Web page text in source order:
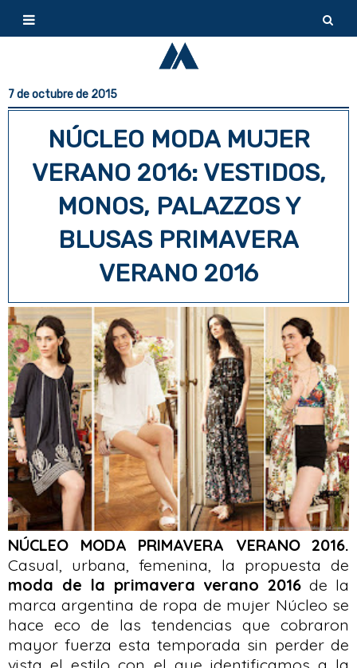
7 de octubre de 2015
NÚCLEO MODA MUJER
VERANO 2016: VESTIDOS,
MONOS, PALAZZOS Y
BLUSAS PRIMAVERA
VERANO 2016
NÚCLEO MODA PRIMAVERA VERANO 2016.
Casual, urbana, femenina, la propuesta de
moda de la primavera verano 2016 de la
marca argentina de ropa de mujer Núcleo se
hace eco de las tendencias que cobraron
mayor fuerza esta temporada sin perder de